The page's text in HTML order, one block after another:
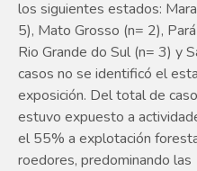
los siguientes estados:
5), Mato Grosso (n= 2),
Rio Grande do Sul (n= 3) y
casos no se identificó el
exposición. Del total de
estuvo expuesto a
el 55% a explotación
roedores, predominando las